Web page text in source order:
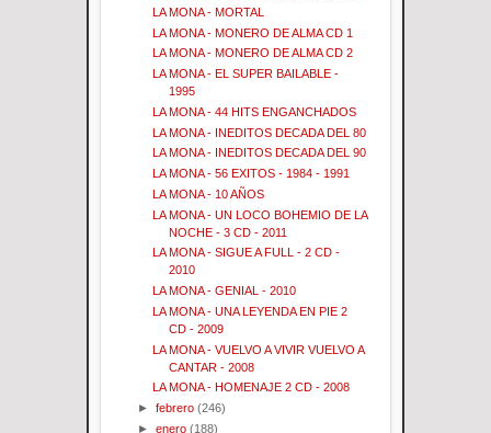
LA MONA - MORTAL
LA MONA - MONERO DE ALMA CD 1
LA MONA - MONERO DE ALMA CD 2
LA MONA - EL SUPER BAILABLE -
1995
LA MONA - 44 HITS ENGANCHADOS
LA MONA - INEDITOS DECADA DEL 80
LA MONA - INEDITOS DECADA DEL 90
LA MONA - 56 EXITOS - 1984 - 1991
LA MONA - 10 AÑOS
LA MONA - UN LOCO BOHEMIO DE LA
NOCHE - 3 CD - 2011
LA MONA - SIGUE A FULL - 2 CD -
2010
LA MONA - GENIAL - 2010
LA MONA - UNA LEYENDA EN PIE 2
CD - 2009
LA MONA - VUELVO A VIVIR VUELVO A
CANTAR - 2008
LA MONA - HOMENAJE 2 CD - 2008
►febrero (246)
►enero (188)